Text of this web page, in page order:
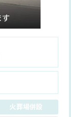
火葬場併設